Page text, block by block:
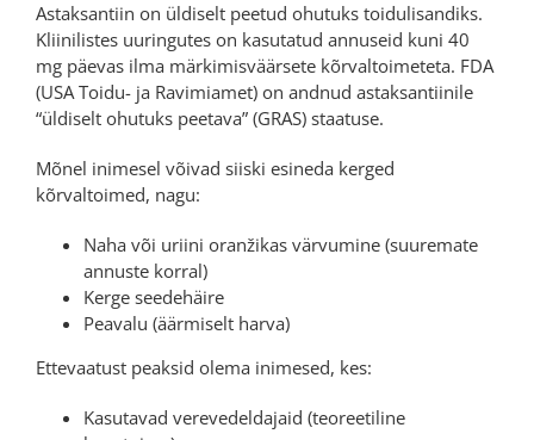
Astaksantiin on üldiselt peetud ohutuks toidulisandiks.
Kliinilistes uuringutes on kasutatud annuseid kuni 40
mg päevas ilma märkimisväärsete kõrvaltoimeteta. FDA
(USA Toidu- ja Ravimiamet) on andnud astaksantiinile
“üldiselt ohutuks peetava” (GRAS) staatuse.
Mõnel inimesel võivad siiski esineda kerged
kõrvaltoimed, nagu:
Naha või uriini oranžikas värvumine (suuremate
annuste korral)
Kerge seedehäire
Peavalu (äärmiselt harva)
Ettevaatust peaksid olema inimesed, kes:
Kasutavad verevedeldajaid (teoreetiline